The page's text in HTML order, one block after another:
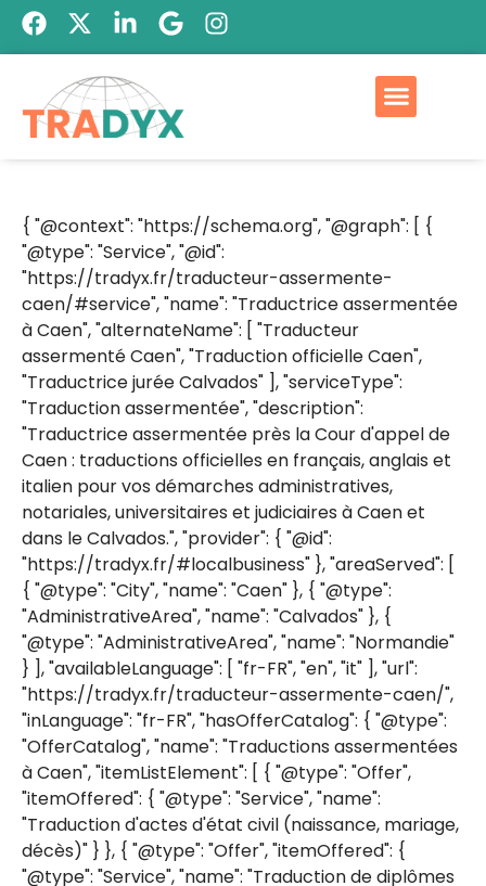
{ "@context": "https://schema.org", "@graph": [ {
"@type": "Service", "@id":
"https://tradyx.fr/traducteur-assermente-
caen/#service", "name": "Traductrice assermentée
à Caen", "alternateName": [ "Traducteur
assermenté Caen", "Traduction officielle Caen",
"Traductrice jurée Calvados" ], "serviceType":
"Traduction assermentée", "description":
"Traductrice assermentée près la Cour d'appel de
Caen : traductions officielles en français, anglais et
italien pour vos démarches administratives,
notariales, universitaires et judiciaires à Caen et
dans le Calvados.", "provider": { "@id":
"https://tradyx.fr/#localbusiness" }, "areaServed": [
{ "@type": "City", "name": "Caen" }, { "@type":
"AdministrativeArea", "name": "Calvados" }, {
"@type": "AdministrativeArea", "name": "Normandie"
} ], "availableLanguage": [ "fr-FR", "en", "it" ], "url":
"https://tradyx.fr/traducteur-assermente-caen/",
"inLanguage": "fr-FR", "hasOfferCatalog": { "@type":
"OfferCatalog", "name": "Traductions assermentées
à Caen", "itemListElement": [ { "@type": "Offer",
"itemOffered": { "@type": "Service", "name":
"Traduction d'actes d'état civil (naissance, mariage,
décès)" } }, { "@type": "Offer", "itemOffered": {
"@type": "Service", "name": "Traduction de diplômes